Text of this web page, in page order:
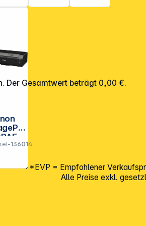
Der Gesamtwert beträgt 0,00 €.
310
136014
**EVP = Empfohlener
Alle Preise exkl.